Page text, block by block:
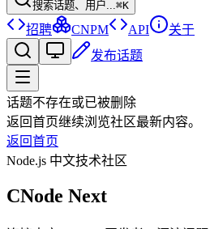
搜索话题、用户...⌘K
招聘 CNPM API
关于
发布话题
话题不存在或已被删除
返回首页继续浏览社区最新内容。
返回首页
Node.js 中文技术社区
CNode Next